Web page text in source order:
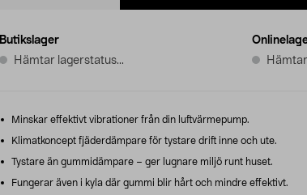
Butikslager
Hämtar lagerstatus...
Minskar effektivt vibrationer från din luftvärmepump.
Klimatkoncept fjäderdämpare för tystare drift inne och ute.
Tystare än gummidämpare – ger lugnare miljö runt huset.
Fungerar även i kyla där gummi blir hårt och mindre effektivt.